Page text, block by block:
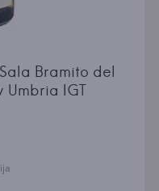
Bramito del
Umbria IGT